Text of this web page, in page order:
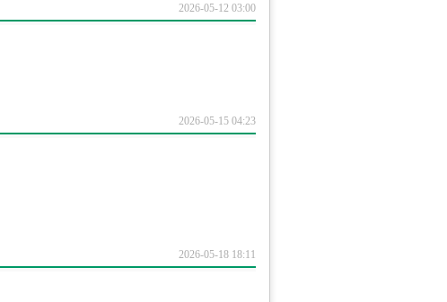
2026-05-12 03:00
2026-05-15 04:23
2026-05-18 18:11